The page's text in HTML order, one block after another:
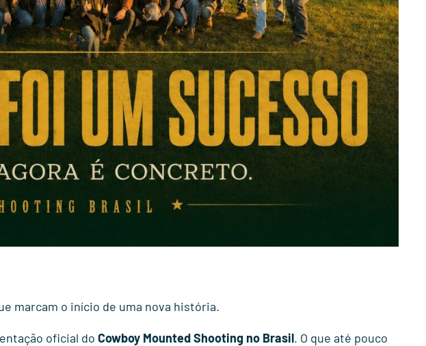
marcam o início de uma nova história.
oficial do Cowboy Mounted Shooting no Brasil. O que até pouco